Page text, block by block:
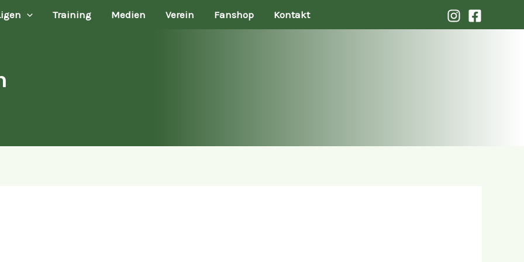
Training Medien Verein Fanshop Kontakt